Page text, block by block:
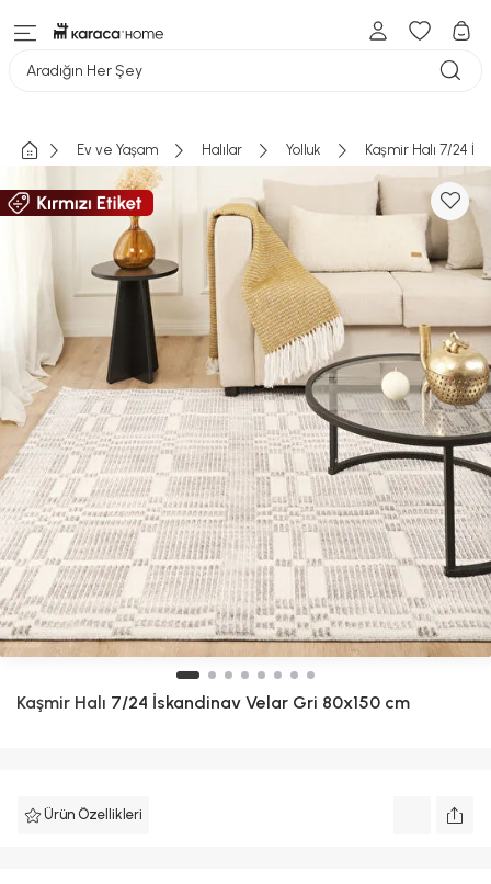
Aradığın Her Şey
Ev ve Yaşam Halılar Yolluk Kaşmir Halı 7/24
Kaşmir Halı 7/24 İskandinav Velar Gri 80x150 cm
Ürün Özellikleri